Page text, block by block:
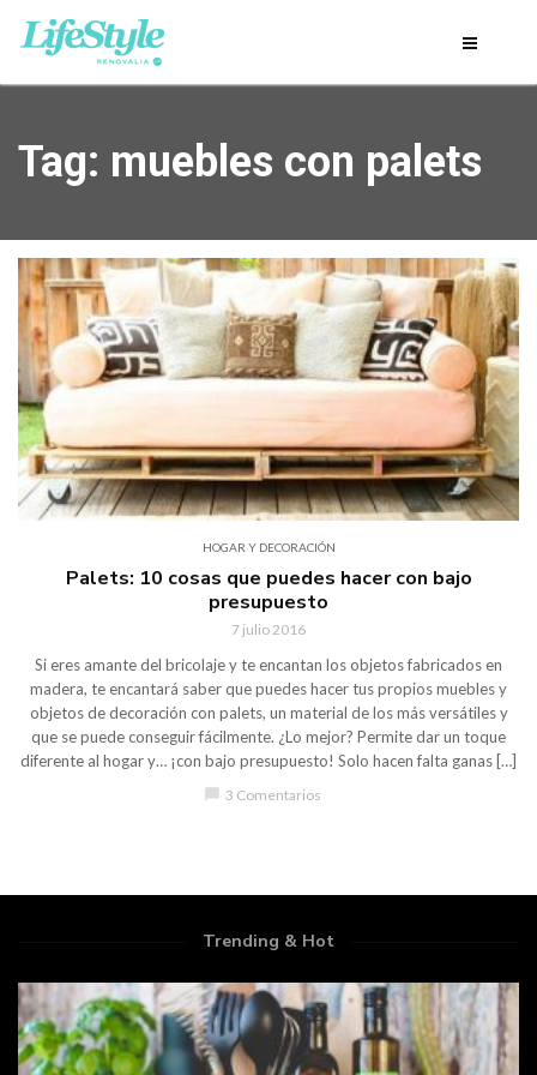
Tag: muebles con palets
HOGAR Y DECORACIÓN
Palets: 10 cosas que puedes hacer con bajo
presupuesto
7 julio 2016
Si eres amante del bricolaje y te encantan los objetos fabricados en
madera, te encantará saber que puedes hacer tus propios muebles y
objetos de decoración con palets, un material de los más versátiles y
que se puede conseguir fácilmente. ¿Lo mejor? Permite dar un toque
diferente al hogar y… ¡con bajo presupuesto! Solo hacen falta ganas […]
3 Comentarios
Trending & Hot